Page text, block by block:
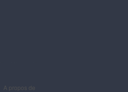
A propos de